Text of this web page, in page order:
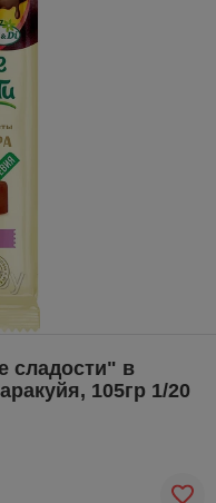
сладости" в
105гр 1/20